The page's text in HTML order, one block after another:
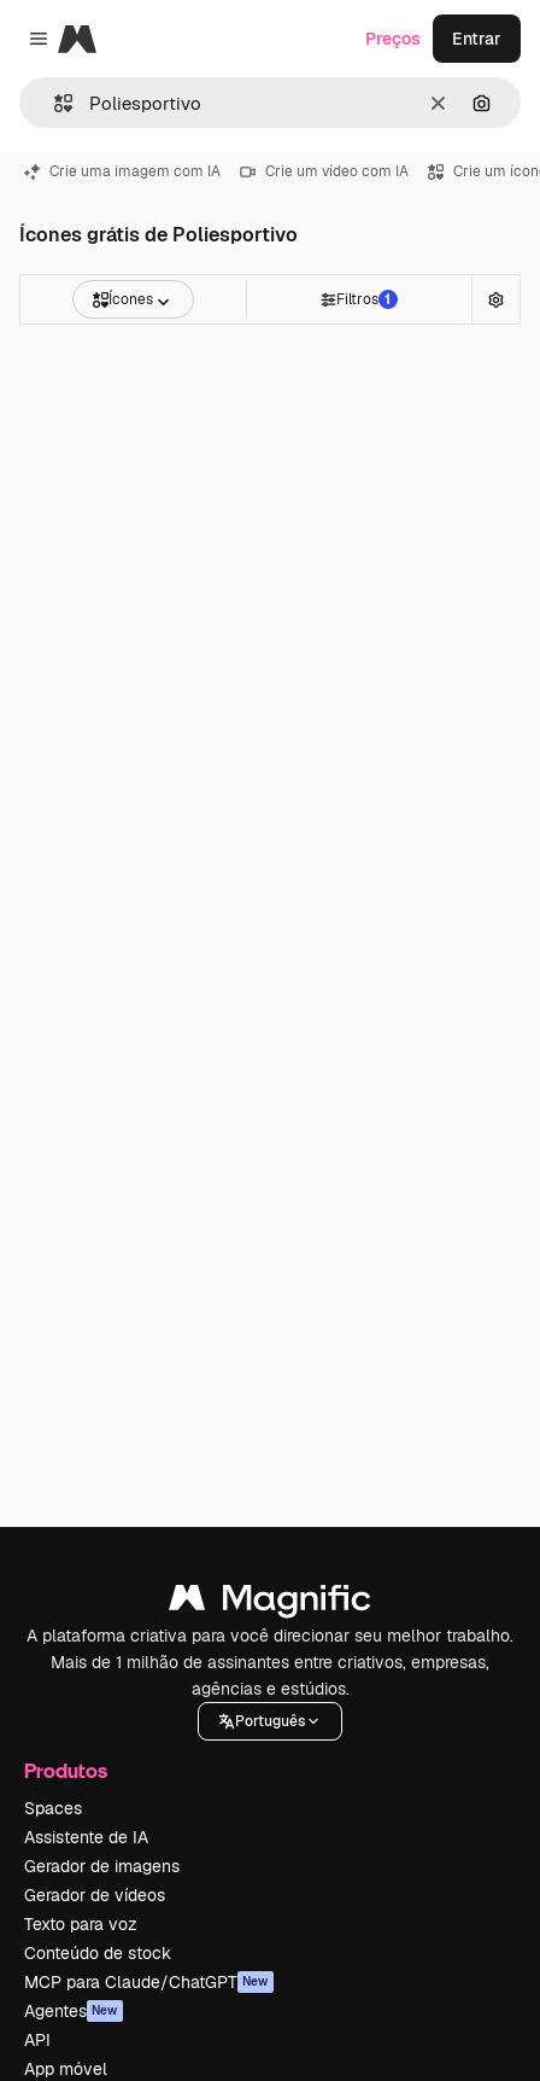
Close menu
Magnific
Limpar
Preços Entrar
Crie uma imagem com IA Crie um vídeo com IA Crie um
Ícones grátis de Poliesportivo
Ícones Filtros 1
A plataforma criativa para você direcionar seu melhor trabalho.
Mais de 1 milhão de assinantes entre criativos, empresas,
agências e estúdios.
Português
Produtos
Spaces
Assistente de IA
Gerador de imagens
Gerador de vídeos
Texto para voz
Conteúdo de stock
MCP para Claude/ChatGPT New
Agentes New
API
App móvel